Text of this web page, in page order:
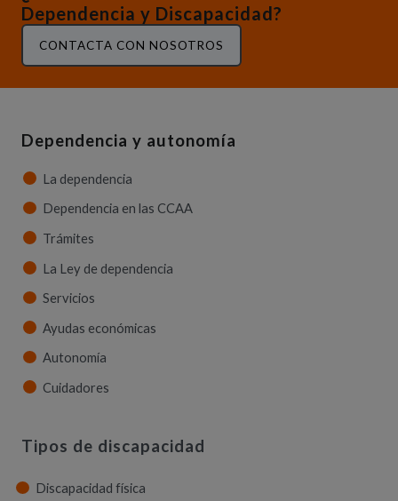
Dependencia y Discapacidad?
CONTACTA CON NOSOTROS
Dependencia y autonomía
La dependencia
Dependencia en las CCAA
Trámites
La Ley de dependencia
Servicios
Ayudas económicas
Autonomía
Cuidadores
Tipos de discapacidad
Discapacidad física